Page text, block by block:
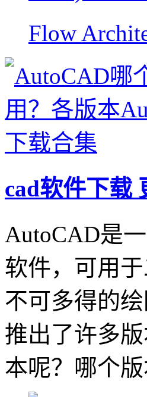
Flow
cad软件下载
AutoCAD是
软件，可用
不可多得的
推出了许多
本呢？哪个